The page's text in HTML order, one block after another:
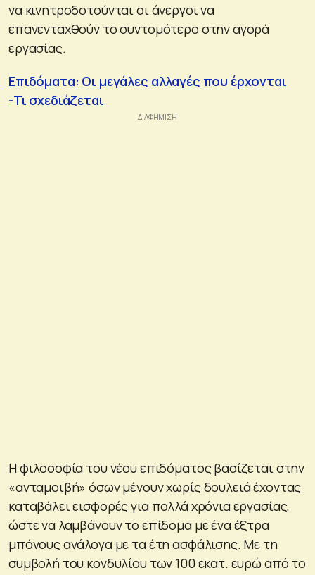
να κινητροδοτούνται οι άνεργοι να
επανενταχθούν το συντομότερο στην αγορά
εργασίας.
Επιδόματα: Οι μεγάλες αλλαγές που έρχονται
-Τι σχεδιάζεται
Η φιλοσοφία του νέου επιδόματος βασίζεται στην
«ανταμοιβή» όσων μένουν χωρίς δουλειά έχοντας
καταβάλει εισφορές για πολλά χρόνια εργασίας,
ώστε να λαμβάνουν το επίδομα με ένα έξτρα
μπόνους ανάλογα με τα έτη ασφάλισης. Με τη
συμβολή του κονδυλίου των 100 εκατ. ευρώ από το